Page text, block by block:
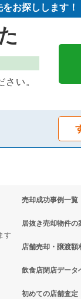
お探しします！
い。
す
売却成功事例一覧
居抜き売却物件の
店舗売却・譲渡額
飲食店閉店データ
初めての店舗査定